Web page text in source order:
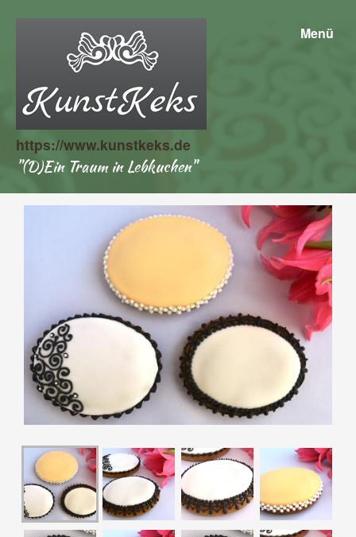
https://www.kunstkeks.de
"(D)Ein Traum in Lebkuchen"
Menü